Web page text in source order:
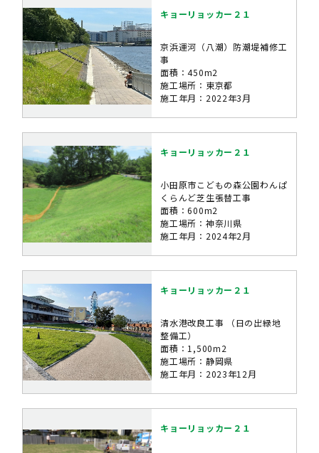
キョーリョッカー２１
京浜運河（八潮）防潮堤補修工
事
面積：450m2
施工場所：東京都
施工年月：2022年3月
キョーリョッカー２１
小田原市こどもの森公園わんぱ
くらんど芝生張替工事
面積：600m2
施工場所：神奈川県
施工年月：2024年2月
キョーリョッカー２１
清水港改良工事 （日の出緑地
整備工）
面積：1,500m2
施工場所：静岡県
施工年月：2023年12月
キョーリョッカー２１